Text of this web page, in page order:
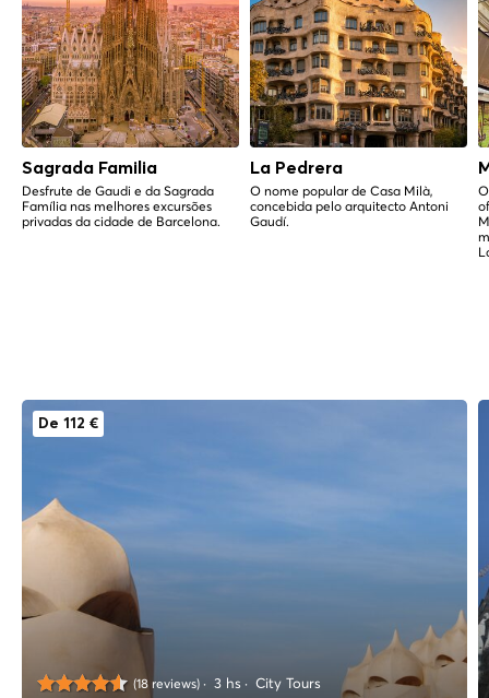
Sagrada Familia
Desfrute de Gaudi e da Sagrada
Família nas melhores excursões
privadas da cidade de Barcelona.
La Pedrera
O nome popular de Casa Milà,
concebida pelo arquitecto Antoni
Gaudí.
De 112 €
(18 reviews) 3 hs City Tours